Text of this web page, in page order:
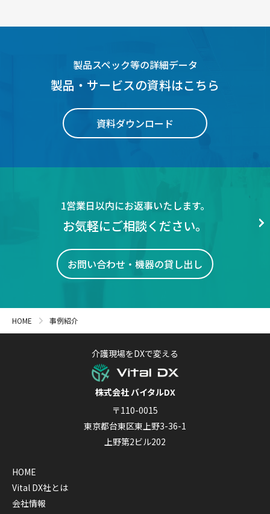
製品スペック等の詳細データ
製品・サービスの資料はこちら
資料ダウンロード
1営業日以内にお返事いたします。
お気軽にご相談ください。
お問い合わせ・機器の貸し出し
HOME 事例紹介
介護現場をDXで変える
株式会社 バイタルDX
〒110-0015
東京都台東区東上野3-36-1
上野第2ビル202
HOME
Vital DX社とは
会社情報